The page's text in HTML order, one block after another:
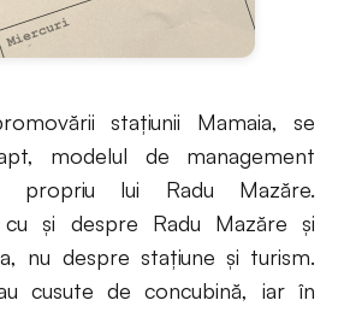
stațiunii Mamaia, se
modelul de management
propriu lui Radu Mazăre.
și despre Radu Mazăre și
nu despre stațiune și turism.
cusute de concubină, iar în